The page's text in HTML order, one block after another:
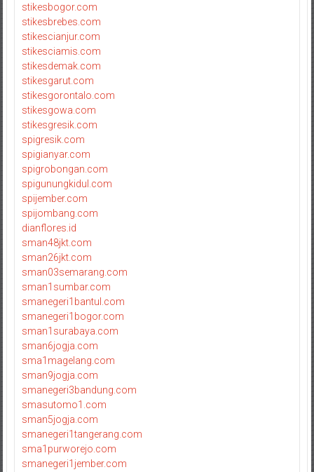
stikesbogor.com
stikesbrebes.com
stikescianjur.com
stikesciamis.com
stikesdemak.com
stikesgarut.com
stikesgorontalo.com
stikesgowa.com
stikesgresik.com
spigresik.com
spigianyar.com
spigrobongan.com
spigunungkidul.com
spijember.com
spijombang.com
dianflores.id
sman48jkt.com
sman26jkt.com
sman03semarang.com
sman1sumbar.com
smanegeri1bantul.com
smanegeri1bogor.com
sman1surabaya.com
sman6jogja.com
sma1magelang.com
sman9jogja.com
smanegeri3bandung.com
smasutomo1.com
sman5jogja.com
smanegeri1tangerang.com
sma1purworejo.com
smanegeri1jember.com